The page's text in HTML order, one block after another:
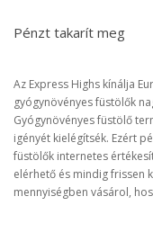
Pénzt takarít meg
Az Express Highs kínálja
gyógynövényes füstölők
Gyógynövényes füstölő
igényét kielégítsék. Ezért
füstölők internetes
elérhető és mindig frissen
mennyiségben vásárol,